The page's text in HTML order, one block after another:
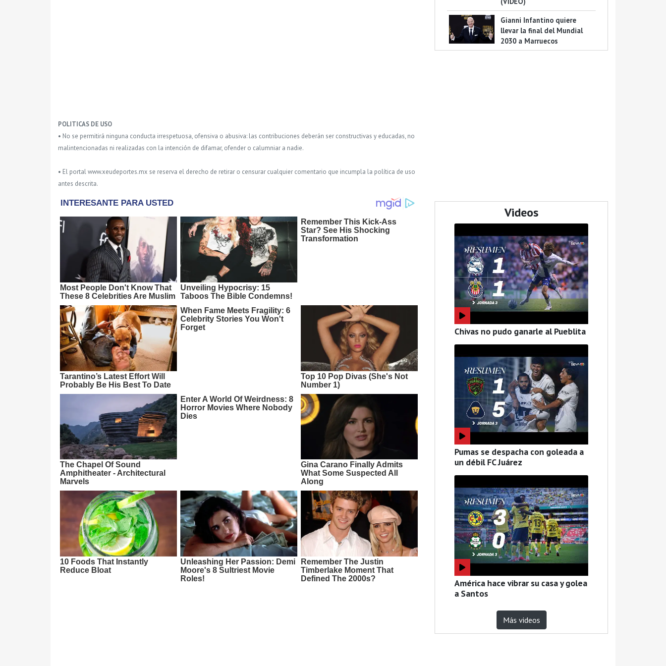
POLITICAS DE USO
• No se permitirá ninguna conducta irrespetuosa, ofensiva o abusiva: las contribuciones deberán ser constructivas y educadas, no
malintencionadas ni realizadas con la intención de difamar, ofender o calumniar a nadie.
• El portal www.xeudeportes.mx se reserva el derecho de retirar o censurar cualquier comentario que incumpla la política de uso
antes descrita.
Gianni Infantino quiere
llevar la final del Mundial
2030 a Marruecos
Videos
Chivas no pudo ganarle al Pueblita
Pumas se despacha con goleada a
un débil FC Juárez
América hace vibrar su casa y golea
a Santos
Más videos